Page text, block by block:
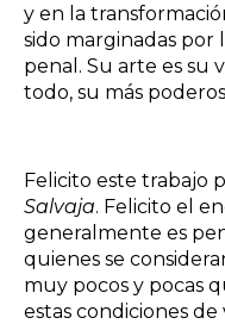
y en la
sido marginadas por
penal. Su arte es su
todo, su más
Felicito este trabajo
Salvaja. Felicito el
generalmente es
quienes se
muy pocos y pocas
estas condiciones